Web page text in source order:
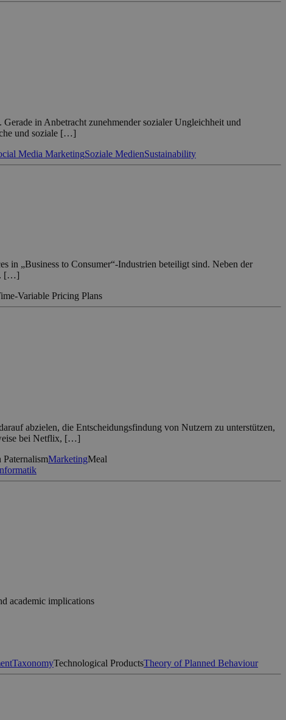
in Anbetracht zunehmender sozialer Ungleichheit und
und soziale […]
Media MarketingSoziale MedienSustainability
in „Business to Consumer“-Industrien beteiligt sind. Neben der
[…]
Variable Pricing Plans
abzielen, die Entscheidungsfindung von Nutzern zu unterstützen,
bei Netflix, […]
MarketingMeal
academic implications
TaxonomyTechnological ProductsTheory of Planned Behaviour